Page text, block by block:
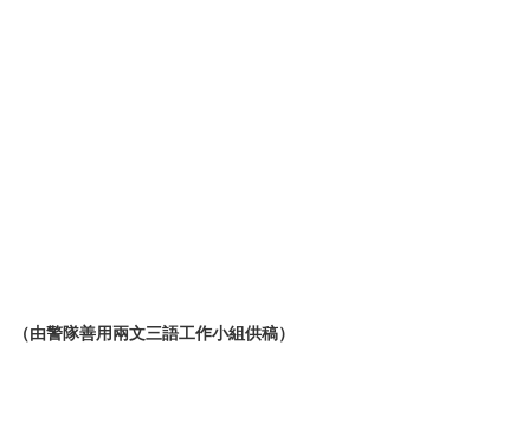
（由警隊善用兩文三語工作小組供稿）